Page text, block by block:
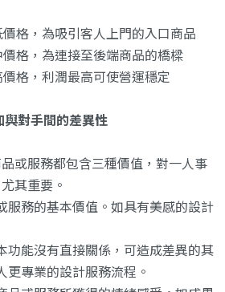
格，為吸引客人上門的入口商品
格，為連接至後端商品的橋樑
格，利潤最高可使營運穩定
與對手間的差異性
或服務都包含三種價值，對一人事
其重要。
服務的基本價值。如具有美感的設計
功能沒有直接關係，可造成差異的其
更專業的設計服務流程。